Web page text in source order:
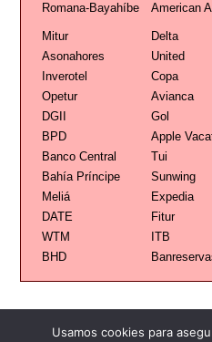
Romana-Bayahíbe American
Mitur
Delta
Asonahores
United
Inverotel
Copa
Opetur
Avianca
DGII
Gol
BPD
Apple
Banco Central
Tui
Bahía Príncipe
Sunwing
Meliá
Expedia
DATE
Fitur
WTM
ITB
BHD
Usamos cookies para